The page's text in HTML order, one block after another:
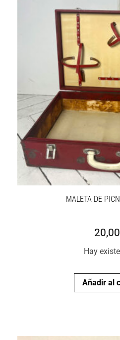
MALETA DE
20,00
Hay
Añadir al